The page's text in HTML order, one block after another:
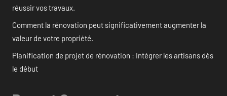
réussir vos travaux.
Comment la rénovation peut significativement augmenter la
valeur de votre propriété.
Planification de projet de rénovation : Intégrer les artisans dès
le début